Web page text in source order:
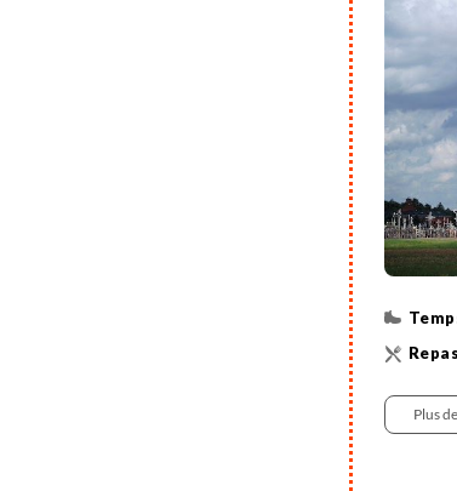
Plus